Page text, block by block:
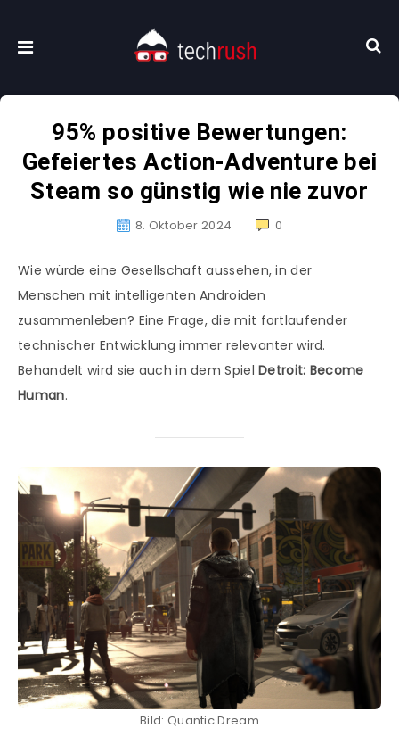
95% positive Bewertungen:
Gefeiertes Action-Adventure bei
Steam so günstig wie nie zuvor
8. Oktober 2024 0
Wie würde eine Gesellschaft aussehen, in der
Menschen mit intelligenten Androiden
zusammenleben? Eine Frage, die mit fortlaufender
technischer Entwicklung immer relevanter wird.
Behandelt wird sie auch in dem SpielDetroit: Become
Human.
Bild: Quantic Dream